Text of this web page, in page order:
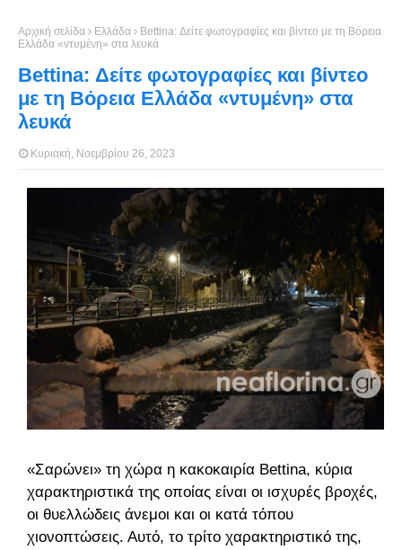
Αρχική σελίδα Ελλάδα
Bettina: Δείτε φωτογραφίες και βίντεο με τη Βόρεια
Ελλάδα «ντυμένη» στα λευκά
Bettina: Δείτε φωτογραφίες και βίντεο
με τη Βόρεια Ελλάδα «ντυμένη» στα
λευκά
Κυριακή, Νοεμβρίου 26, 2023
«Σαρώνει» τη χώρα η κακοκαιρία Bettina, κύρια
χαρακτηριστικά της οποίας είναι οι ισχυρές βροχές,
οι θυελλώδεις άνεμοι και οι κατά τόπου
χιονοπτώσεις. Αυτό, το τρίτο χαρακτηριστικό της,